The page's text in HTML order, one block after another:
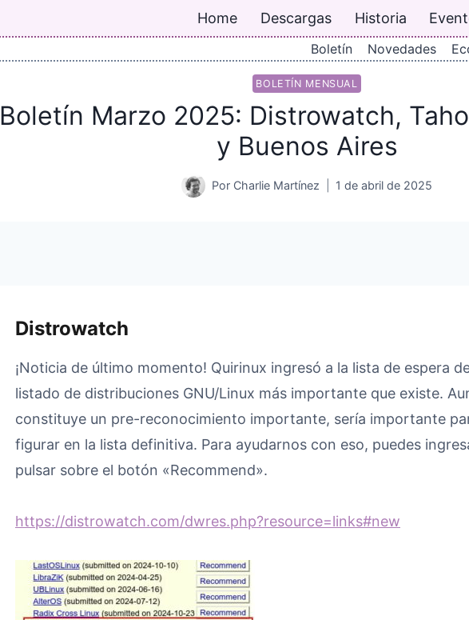
Home Descargas Historia
Boletín Novedades
BOLETÍN MENSUAL
Boletín Marzo 2025: Distrowatch,
y Buenos Aires
Por Charlie Martínez 1 de abril de 2025
Distrowatch
¡Noticia de último momento! Quirinux ingresó a la lista de espera
listado de distribuciones GNU/Linux más importante que existe.
constituye un pre-reconocimiento importante, sería importante
figurar en la lista definitiva. Para ayudarnos con eso, puedes
pulsar sobre el botón «Recommend».
https://distrowatch.com/dwres.php?resource=links#new